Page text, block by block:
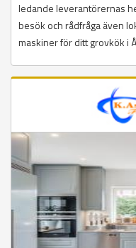
ledande leverantörernas
besök och rådfråga även
maskiner för ditt grovkök i